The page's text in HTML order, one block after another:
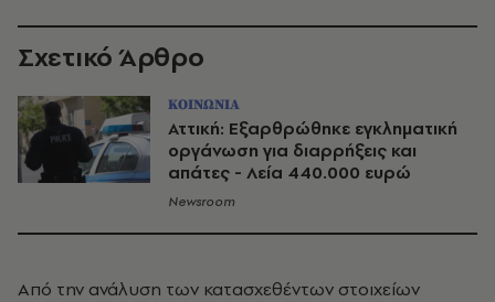
Σχετικό Άρθρο
ΚΟΙΝΩΝΙΑ
Αττική: Εξαρθρώθηκε εγκληματική
οργάνωση για διαρρήξεις και
απάτες - Λεία 440.000 ευρώ
Newsroom
Από την ανάλυση των κατασχεθέντων στοιχείων